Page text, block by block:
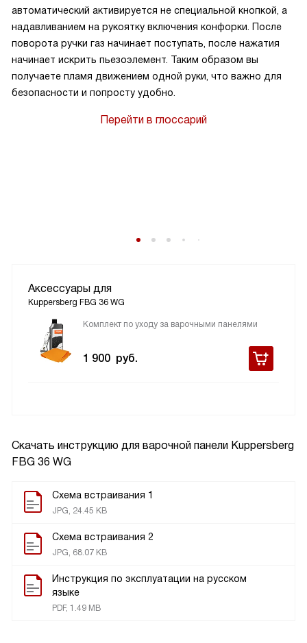
Скачать инструкцию для варочной панели Kuppersberg
FBG 36 WG
Схема встраивания 1
JPG, 24.45 KB
Схема встраивания 2
JPG, 68.07 KB
Инструкция по эксплуатации на русском
языке
PDF, 1.49 MB
автоматический активируется не специальной кнопкой, а
надавливанием на рукоятку включения конфорки. После
поворота ручки газ начинает поступать, после нажатия
начинает искрить пьезоэлемент. Таким образом вы
получаете пламя движением одной руки, что важно для
безопасности и попросту удобно.
Перейти в глоссарий
Аксессуары для
Kuppersberg FBG 36 WG
Комплект по уходу за варочными панелями
1 900 руб.